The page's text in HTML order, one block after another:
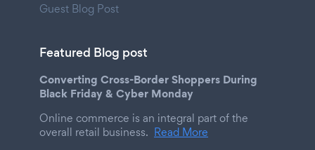
Guest Blog Post
Featured Blog post
Converting Cross-Border Shoppers During
Black Friday & Cyber Monday
Online commerce is an integral part of the
overall retail business. Read More